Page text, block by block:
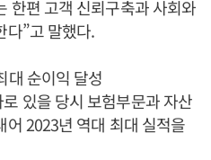
한편 고객 신뢰구축과 사회와
다”고 말했다.
순이익 달성
있을 당시 보험부문과 자산
2023년 역대 최대 실적을